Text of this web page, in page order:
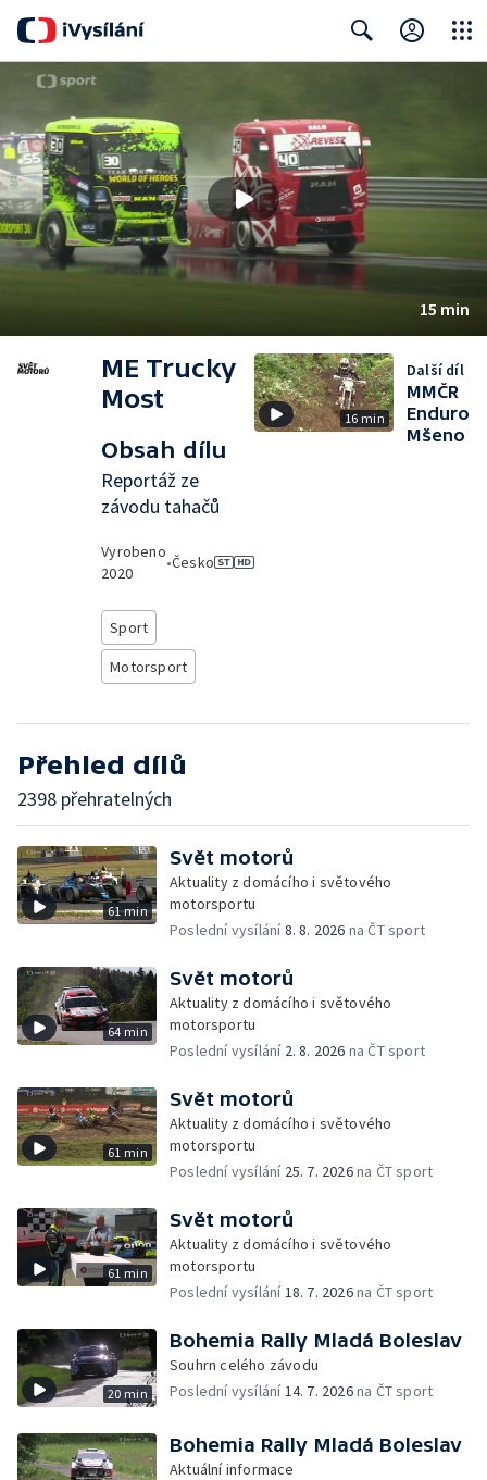
15 min
ME Trucky
Most
Obsah dílu
Reportáž ze
závodu tahačů
Vyrobeno
2020
•Česko
Sport
Motorsport
16 min
Další díl
MMČR
Enduro
Mšeno
Přehled dílů
2398 přehratelných
61 min
Svět motorů
Aktuality z domácího i světového
motorsportu
Poslední vysílání8. 8. 2026 na ČT sport
64 min
Svět motorů
Aktuality z domácího i světového
motorsportu
Poslední vysílání 2. 8. 2026 na ČT sport
61 min
Svět motorů
Aktuality z domácího i světového
motorsportu
Poslední vysílání 25. 7. 2026na ČT sport
61 min
Svět motorů
Aktuality z domácího i světového
motorsportu
Poslední vysílání18. 7. 2026na ČT sport
20 min
Bohemia Rally Mladá Boleslav
Souhrn celého závodu
Poslední vysílání14. 7. 2026na ČT sport
Bohemia Rally Mladá Boleslav
Aktuální informace